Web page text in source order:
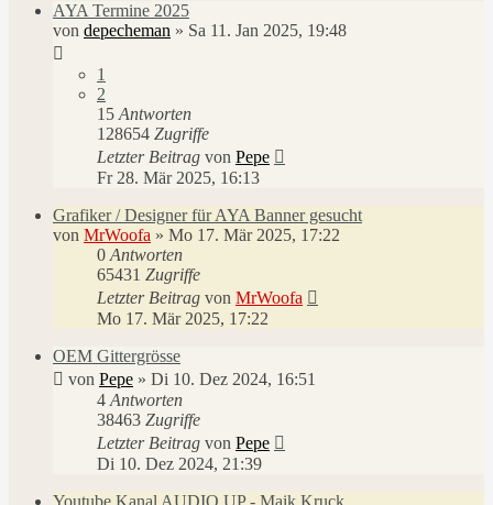
AYA Termine 2025
von depecheman » Sa 11. Jan 2025, 19:48
1
2
15 Antworten
128654 Zugriffe
Letzter Beitrag von Pepe
Fr 28. Mär 2025, 16:13
Grafiker / Designer für AYA Banner gesucht
von MrWoofa » Mo 17. Mär 2025, 17:22
0 Antworten
65431 Zugriffe
Letzter Beitrag von MrWoofa
Mo 17. Mär 2025, 17:22
OEM Gittergrösse
von Pepe » Di 10. Dez 2024, 16:51
4 Antworten
38463 Zugriffe
Letzter Beitrag von Pepe
Di 10. Dez 2024, 21:39
Youtube Kanal AUDIO UP - Maik Kruck